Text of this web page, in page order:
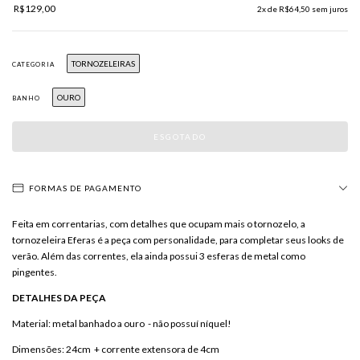
R$129,00 2x de R$64,50 sem juros
CATEGORIA TORNOZELEIRAS
BANHO OURO
FORMAS DE PAGAMENTO
Feita em correntarias, com detalhes que ocupam mais o tornozelo, a
tornozeleira Eferas é a peça com personalidade, para completar seus looks de
verão. Além das correntes, ela ainda possui 3 esferas de metal como
pingentes.
DETALHES DA PEÇA
Material: metal banhado a ouro - não possuí níquel!
Dimensões: 24cm + corrente extensora de 4cm